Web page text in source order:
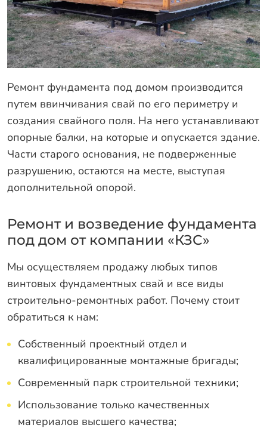
Ремонт фундамента под домом производится
путем ввинчивания свай по его периметру и
создания свайного поля. На него устанавливают
опорные балки, на которые и опускается здание.
Части старого основания, не подверженные
разрушению, остаются на месте, выступая
дополнительной опорой.
Ремонт и возведение фундамента
под дом от компании «КЗС»
Мы осуществляем продажу любых типов
винтовых фундаментных свай и все виды
строительно-ремонтных работ. Почему стоит
обратиться к нам:
Собственный проектный отдел и
квалифицированные монтажные бригады;
Современный парк строительной техники;
Использование только качественных
материалов высшего качества;